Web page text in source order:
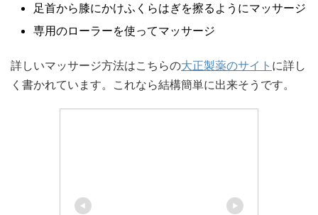
足首から膝にかけふくらはぎを擦るようにマッサージ
専用のローラーを使ってマッサージ
詳しいマッサージ方法はこちらの大正製薬のサイト に詳し
く書かれています。これなら結構簡単に出来そうです。